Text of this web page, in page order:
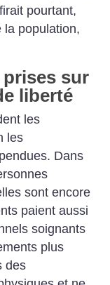
pourtant,
la population,
prises sur
liberté
les
les
Dans
sont encore
paient aussi
soignants
plus
des